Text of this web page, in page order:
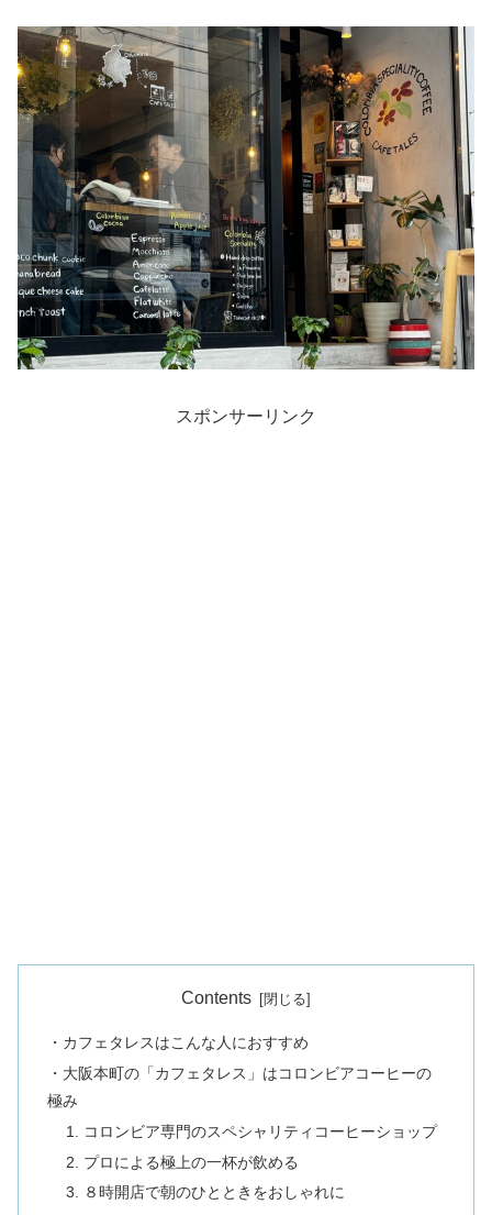
スポンサーリンク
Contents
・カフェタレスはこんな人におすすめ
・大阪本町の「カフェタレス」はコロンビアコーヒーの
極み
1. コロンビア専門のスペシャリティコーヒーショップ
2. プロによる極上の一杯が飲める
3. ８時開店で朝のひとときをおしゃれに